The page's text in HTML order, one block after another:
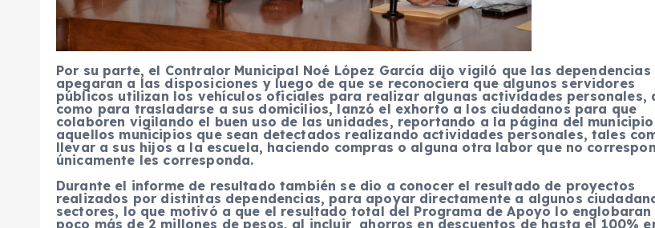
Por su parte, el Contralor Municipal Noé López García dijo vigiló que las dependencias
apegaran a las disposiciones y luego de que se reconociera que algunos servidores
públicos utilizan los vehículos oficiales para realizar algunas actividades personales,
como para trasladarse a sus domicilios, lanzó el exhorto a los ciudadanos para que
colaboren vigilando el buen uso de las unidades, reportando a la página del
aquellos municipios que sean detectados realizando actividades personales, tales
llevar a sus hijos a la escuela, haciendo compras o alguna otra labor que no
únicamente les corresponda.
Durante el informe de resultado también se dio a conocer el resultado de proyectos
realizados por distintas dependencias, para apoyar directamente a algunos
sectores, lo que motivó a que el resultado total del Programa de Apoyo lo englobaran
poco más de 2 millones de pesos, al incluir ahorros en descuentos de hasta el 100%